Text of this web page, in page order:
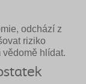
odchází z
riziko
hlídat.